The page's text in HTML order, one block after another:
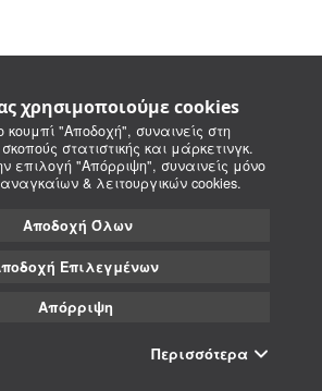
χρησιμοποιούμε cookies
κουμπί "Αποδοχή", συναινείς στη
στατιστικής και μάρκετινγκ.
επιλογή "Απόρριψη", συναινείς μόνο
& λειτουργικών cookies.
Αποδοχή Όλων
Επιλεγμένων
Απόρριψη
Περισσότερα